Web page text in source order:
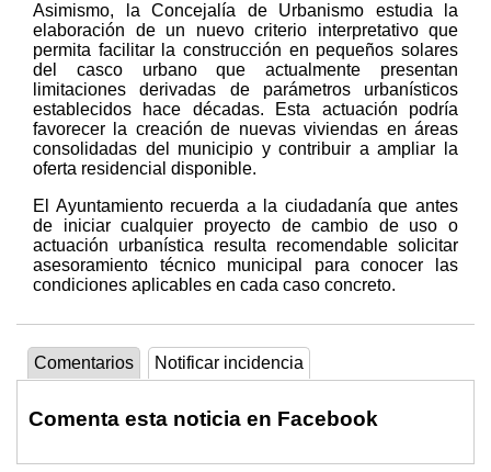
Asimismo, la Concejalía de Urbanismo estudia la
elaboración de un nuevo criterio interpretativo que
permita facilitar la construcción en pequeños solares
del casco urbano que actualmente presentan
limitaciones derivadas de parámetros urbanísticos
establecidos hace décadas. Esta actuación podría
favorecer la creación de nuevas viviendas en áreas
consolidadas del municipio y contribuir a ampliar la
oferta residencial disponible.
El Ayuntamiento recuerda a la ciudadanía que antes
de iniciar cualquier proyecto de cambio de uso o
actuación urbanística resulta recomendable solicitar
asesoramiento técnico municipal para conocer las
condiciones aplicables en cada caso concreto.
Comentarios Notificar incidencia
Comenta esta noticia en Facebook